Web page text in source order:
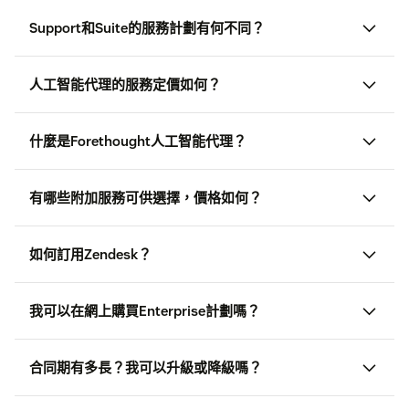
Support和Suite的服務計劃有何不同？
Support計劃： 如果你剛開始使用以電郵為主的客戶支
功能，具有極高的靈活性，能隨你的需求成長，你可以
隨時添加更多渠道、擴展功能，甚至升級至功能全面的
Suite計劃： Zendesk Suite是你的多用途客戶服務解決
方案。 配備工單處理、傳訊、即時聊天、支援中心和語
音支援等各項功能，對提供多渠道客戶支援的企業而
言，無疑是一個理想選擇。 所有Suite計劃包括強大的自
動化運作和每天24小時可用的人工智能代理，能快速有
效地解決客戶問題。
人工智能代理的服務定價如何？
自動化解決方案：用於計算你帳戶的人工智能代理使用
量並進行計費的度量衡單位。 按每個自動解決個案付
了解詳情
什麼是Forethought人工智能代理？
聯絡銷售
有哪些附加服務可供選擇，價格如何？
附加服務定價： 附加服務通常與的你基本計劃的費用分
開，並可能根據席位、使用量或特定附加服務收費。
可用性： 附加服務可能因計劃級別和訂用路徑而有差異
（自助服務 vs. 銷售協助）。
如何訂用Zendesk？
結帳時以信用卡付費。
銷售協助： 最適合大型組織、複雜要求或企業方案。 通
常需要與我們的銷售團隊合作，並可能根據資格和條款
我可以在網上購買Enterprise計劃嗎？
合同期有多長？我可以升級或降級嗎？